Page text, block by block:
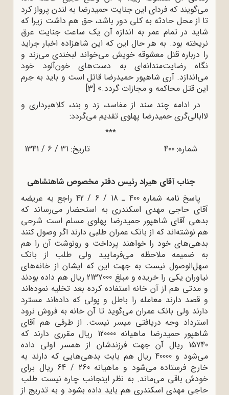
می‌گویند که فردای این جنایت حمیدرضا به لندن پرواز کرد
تا از محل حادثه به کلی دور باشد، حق هم داشت زیرا که
شاید در تمام عمر به اندازه آن یک ساعت جنایت عرق
نریخته بود. به هر حال این که این شاهزاده اخبار جراید
را درباره قتل معشوقه خویش می‌خواند لبخندی می‌زند و
نگاه رضایت‌مندانه‌ای به دست‌های خون‌آلود خود
می‌اندازد. آری شاهپور حمیدرضا قاتل است و باید به جرم
این قتل محاکمه و مجازات گردد.» [3]
در ادامه چند سند از مفاسد، زد و بند، کلاهبرداری و
لاابالی‌گری حمیدرضا پهلوی تقدیم می‌گردد:
***
شماره: 400 تاریخ: 31 / 6 / 1341
جناب آقای هیراد رئیس دفتر مخصوص شاهنشاهی
پاسخ نامه شماره 400 ـ 18 / 6 / 42 راجع به عریضه
آقای حاجی مهدی اسکندری به استحضار می‌رساند که
بدهی آقای شاهپور حمیدرضا پهلوی مسلم است شرحی
هم نوشته‌اند که از بانک عمران طلبی دارند اگر وصول کنند
بدهی‌های خود را خواهند پرداخت و رونوشت آن را هم
به ضمیمه ملاحظه می‌فرمایید ولی طلب از بانک
سهل‌الوصول نیست به جهت این که ایشان از خانه‌های
نیاوران یکی را خریده و مبلغ 2137000 ریال هم داده بودند
و مدتی هم از آن خانه استفاده کرده بعد تخلیه نموده‌اند
و قصد دارند معامله را باطل و پولی که داده‌اند مسترد
دارند ولی بانک عمران می‌گوید تا آن خانه به فروش نرود
استرداد وجه دریافتی میسر نیست. از طرفی هم آقای
شاهپور حمیدرضا ماهیانه 120000 ریال مقرری دارند که
15740 ریال آن جهت فرزندشان از همسر اولی داده
می‌شود و 40000 ریال هم بابت بدهی‌هایی که دارند به
خارج فرستاده می‌شود و ماهیانه 260 / 64 ریال برای
خودش باقی می‌ماند. به نظر اینجانب چاره نیست طلب
حاجی مهدی اسکندری هم باید داده بشود و به تدریج از